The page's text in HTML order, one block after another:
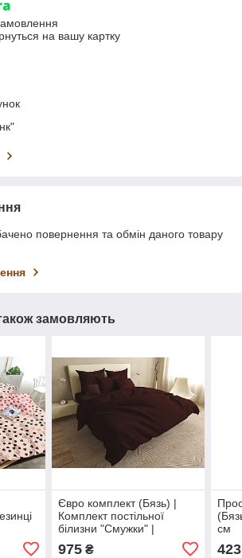
на вашу картку
повернення та обмін даного товару
замовляють
Євро комплект (Бязь) |
Комплект постільної
білизни "Смужки" |
Простирадло 240х220 см
975₴
см
423